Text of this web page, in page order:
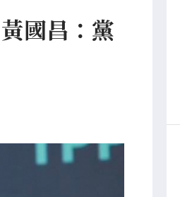
國昌：黨